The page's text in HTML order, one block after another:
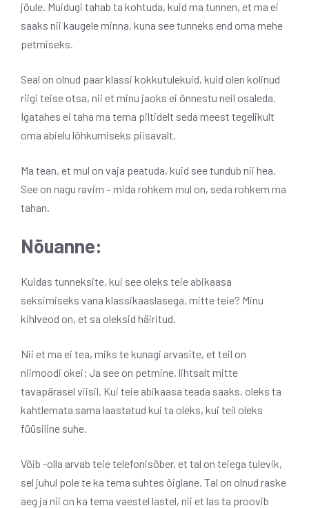
jõule. Muidugi tahab ta kohtuda, kuid ma tunnen, et ma ei
saaks nii kaugele minna, kuna see tunneks end oma mehe
petmiseks.
Seal on olnud paar klassi kokkutulekuid, kuid olen kolinud
riigi teise otsa, nii et minu jaoks ei õnnestu neil osaleda.
Igatahes ei taha ma tema piltidelt seda meest tegelikult
oma abielu lõhkumiseks piisavalt.
Ma tean, et mul on vaja peatuda, kuid see tundub nii hea.
See on nagu ravim – mida rohkem mul on, seda rohkem ma
tahan.
Nõuanne:
Kuidas tunneksite, kui see oleks teie abikaasa
seksimiseks vana klassikaaslasega, mitte teie? Minu
kihlveod on, et sa oleksid häiritud.
Nii et ma ei tea, miks te kunagi arvasite, et teil on
niimoodi okei; Ja see on petmine, lihtsalt mitte
tavapärasel viisil. Kui teie abikaasa teada saaks, oleks ta
kahtlemata sama laastatud kui ta oleks, kui teil oleks
füüsiline suhe.
Võib -olla arvab teie telefonisõber, et tal on teiega tulevik,
sel juhul pole te ka tema suhtes õiglane. Tal on olnud raske
aeg ja nii on ka tema vaestel lastel, nii et las ta proovib